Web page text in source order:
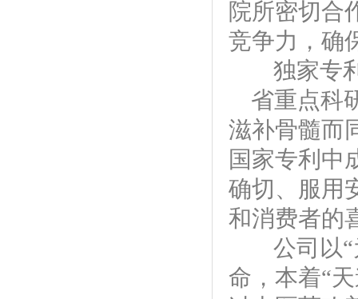
院所密切合
竞争力，确
独家专
省重点科
滋补骨髓而
国家专利中
确切、服用
和消费者的
公司以“
命，本着“